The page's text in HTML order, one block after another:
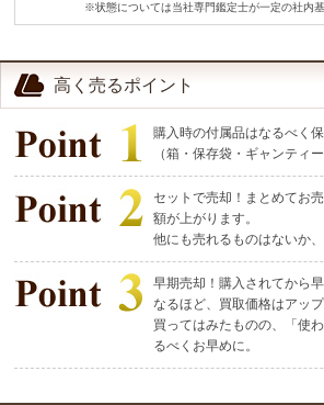
※状態については当社専門鑑定士が一定の社内
高く売るポイント
購入時の付属品はなるべく
（箱・保存袋・ギャンティ
セットで売却！まとめてお
額が上がります。
他にも売れるものはないか
早期売却！購入されてから
なるほど、買取価格はアップ
買ってはみたものの、「使
るべくお早めに。